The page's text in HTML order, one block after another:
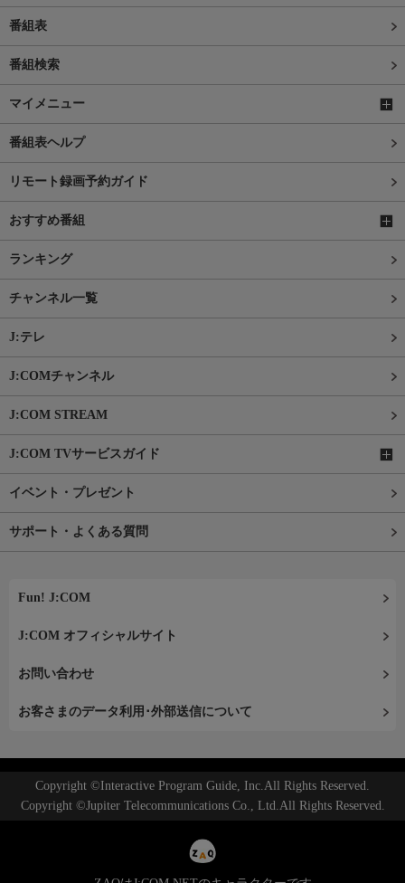
番組表
番組検索
マイメニュー
番組表ヘルプ
リモート録画予約ガイド
おすすめ番組
ランキング
チャンネル一覧
J:テレ
J:COMチャンネル
J:COM STREAM
J:COM TVサービスガイド
イベント・プレゼント
サポート・よくある質問
Fun! J:COM
J:COM オフィシャルサイト
お問い合わせ
お客さまのデータ利用･外部送信について
Copyright ©Interactive Program Guide, Inc.All Rights Reserved.
Copyright ©Jupiter Telecommunications Co., Ltd.All Rights Reserved.